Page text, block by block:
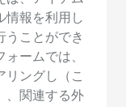
情報を利用し
うことができ
ームでは、
リングし（こ
、関連する外